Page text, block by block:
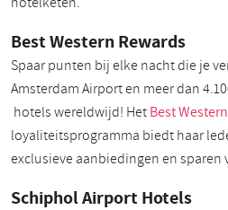
Best Western Rewards
Spaar punten bij elke nacht die je
Amsterdam Airport en meer dan
hotels wereldwijd! HetBest
loyaliteitsprogramma biedt haar
exclusieve aanbiedingen en sparen
Schiphol Airport Hotels